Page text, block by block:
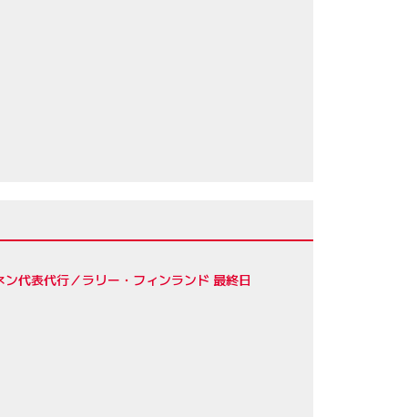
代表代行／ラリー・フィンランド 最終日